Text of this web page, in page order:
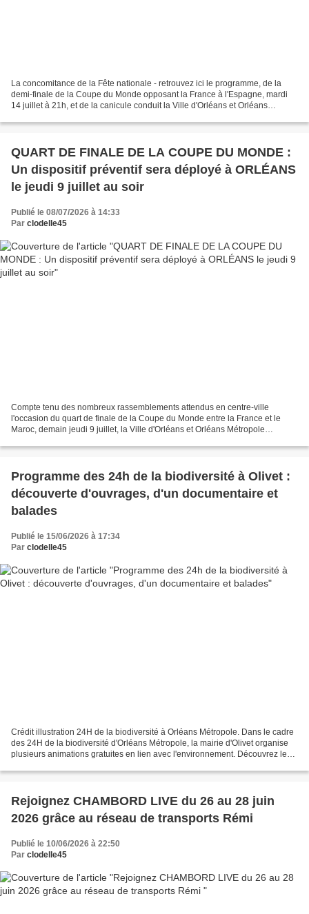
La concomitance de la Fête nationale - retrouvez ici le programme, de la
demi-finale de la Coupe du Monde opposant la France à l'Espagne, mardi
14 juillet à 21h, et de la canicule conduit la Ville d'Orléans et Orléans
QUART DE FINALE DE LA COUPE DU MONDE :
Un dispositif préventif sera déployé à ORLÉANS
le jeudi 9 juillet au soir
Publié le 08/07/2026 à 14:33
Par clodelle45
Compte tenu des nombreux rassemblements attendus en centre-ville
l'occasion du quart de finale de la Coupe du Monde entre la France et le
Maroc, demain jeudi 9 juillet, la Ville d'Orléans et Orléans Métropole
Programme des 24h de la biodiversité à Olivet :
découverte d'ouvrages, d'un documentaire et
balades
Publié le 15/06/2026 à 17:34
Par clodelle45
Crédit illustration 24H de la biodiversité à Orléans Métropole. Dans le cadre
des 24H de la biodiversité d'Orléans Métropole, la mairie d'Olivet organise
plusieurs animations gratuites en lien avec l'environnement. Découvrez le
Rejoignez CHAMBORD LIVE du 26 au 28 juin
2026 grâce au réseau de transports Rémi
Publié le 10/06/2026 à 22:50
Par clodelle45